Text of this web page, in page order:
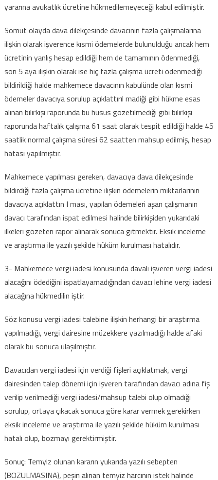
yararına avukatlık ücretine hükmedilemeyeceği kabul edilmiştir.
Somut olayda dava dilekçesinde davacının fazla çalışmalarına
ilişkin olarak işverence kısmi ödemelerde bulunulduğu ancak hem
ücretinin yanlış hesap edildiği hem de tamamının ödenmediği,
son 5 aya ilişkin olarak ise hiç fazla çalışma ücreti ödenmediği
bildirildiği halde mahkemece davacının kabulünde olan kısmi
ödemeler davacıya sorulup açıklattırıl madiği gibi hükme esas
alınan bilirkişi raporunda bu husus gözetilmediği gibi bilirkişi
raporunda haftalık çalışma 61 saat olarak tespit edildiği halde 45
saatlik normal çalışma süresi 62 saatten mahsup edilmiş, hesap
hatası yapılmıştır.
Mahkemece yapılması gereken, davacıya dava dilekçesinde
bildirdiği fazla çalışma ücretine ilişkin ödemelerin miktarlarının
davacıya açıklattın I ması, yapılan ödemeleri aşan çalışmanın
davacı tarafından ispat edilmesi halinde bilirkişiden yukarıdaki
ilkeleri gözeten rapor alınarak sonuca gitmektir. Eksik inceleme
ve araştırma ile yazılı şekilde hüküm kurulması hatalıdır.
3- Mahkemece vergi iadesi konusunda davalı işveren vergi iadesi
alacağını ödediğini ispatlayamadığından davacı lehine vergi iadesi
alacağına hükmedilin iştir.
Söz konusu vergi iadesi talebine ilişkin herhangi bir araştırma
yapılmadığı, vergi dairesine müzekkere yazılmadığı halde afaki
olarak bu sonuca ulaşılmıştır.
Davacıdan vergi iadesi için verdiği fişleri açıklatmak, vergi
dairesinden talep dönemi için işveren tarafından davacı adına fiş
verilip verilmediği vergi iadesi/mahsup talebi olup olmadığı
sorulup, ortaya çıkacak sonuca göre karar vermek gerekirken
eksik inceleme ve araştırma ile yazılı şekilde hüküm kurulması
hatalı olup, bozmayı gerektirmiştir.
Sonuç: Temyiz olunan kararın yukarıda yazılı sebepten
(BOZULMASINA), peşin alınan temyiz harcının istek halinde